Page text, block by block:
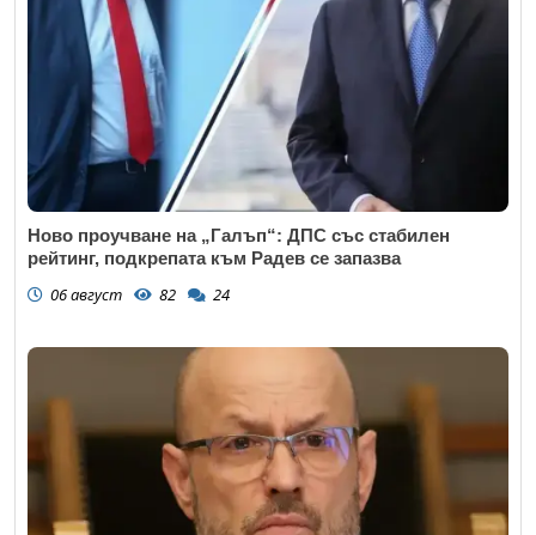
Ново проучване на „Галъп“: ДПС със стабилен
рейтинг, подкрепата към Радев се запазва
06 август 82 24